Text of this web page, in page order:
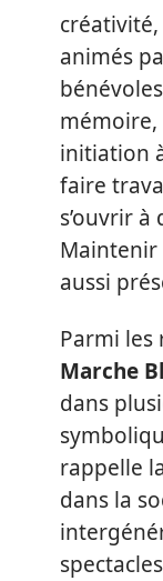
créativité,
animés
mémoire,
initiation
faire
s’ouvrir
Maintenir
aussi
Parmi les
Marche
dans
rappelle
dans la